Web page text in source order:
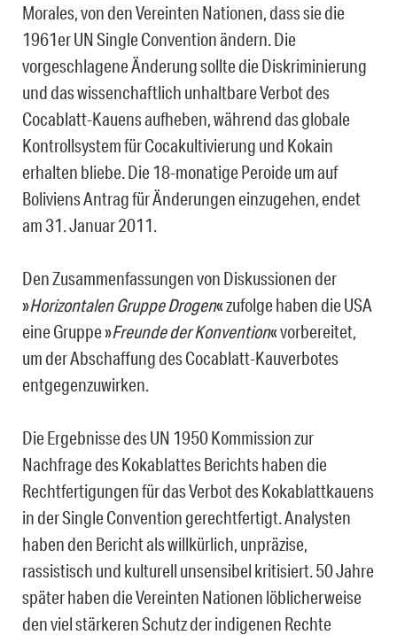
Morales, von den Vereinten Nationen, dass sie die
1961er UN Single Convention ändern. Die
vorgeschlagene Änderung sollte die Diskriminierung
und das wissenchaftlich unhaltbare Verbot des
Cocablatt-Kauens aufheben, während das globale
Kontrollsystem für Cocakultivierung und Kokain
erhalten bliebe. Die 18-monatige Peroide um auf
Boliviens Antrag für Änderungen einzugehen, endet
am 31. Januar 2011.
Den Zusammenfassungen von Diskussionen der
»Horizontalen Gruppe Drogen« zufolge haben die USA
eine Gruppe »Freunde der Konvention« vorbereitet,
um der Abschaffung des Cocablatt-Kauverbotes
entgegenzuwirken.
Die Ergebnisse des UN 1950 Kommission zur
Nachfrage des Kokablattes Berichts haben die
Rechtfertigungen für das Verbot des Kokablattkauens
in der Single Convention gerechtfertigt. Analysten
haben den Bericht als willkürlich, unpräzise,
rassistisch und kulturell unsensibel kritisiert. 50 Jahre
später haben die Vereinten Nationen löblicherweise
den viel stärkeren Schutz der indigenen Rechte